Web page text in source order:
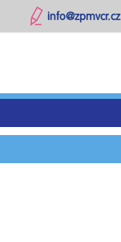
info@zpmvcr.cz